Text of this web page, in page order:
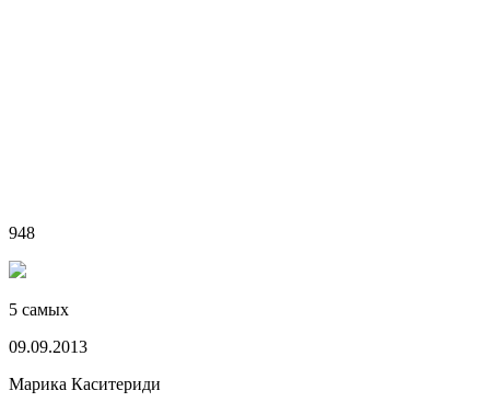
948
5 самых
09.09.2013
Марика Каситериди